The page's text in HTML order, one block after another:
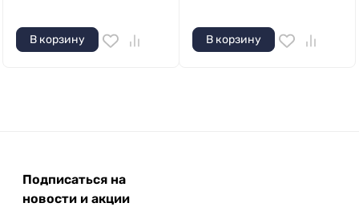
В корзину В корзину
Подписаться на
новости и акции